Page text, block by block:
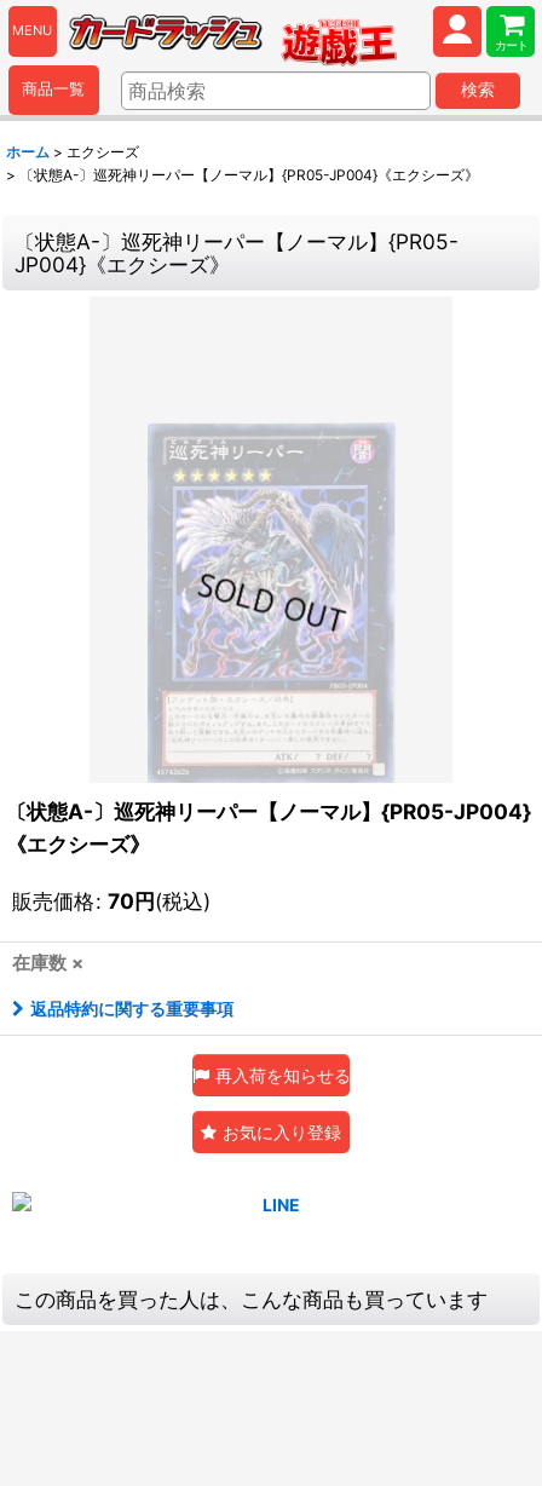
MENU
カート
商品一覧 検索
ホーム > エクシーズ
>
〔状態A-〕巡死神リーパー【ノーマル】{PR05-JP004}《エクシーズ》
〔状態A-〕巡死神リーパー【ノーマル】{PR05-
JP004}《エクシーズ》
〔状態A-〕巡死神リーパー【ノーマル】{PR05-JP004}
《エクシーズ》
販売価格: 70円(税込)
在庫数 ×
返品特約に関する重要事項
再入荷を知らせる
お気に入り登録
この商品を買った人は、こんな商品も買っています